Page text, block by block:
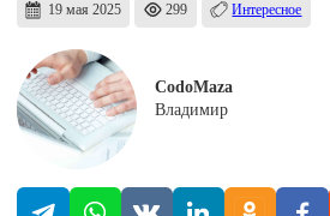
19 мая 2025 299 Интересное
CodoMaza
Владимир